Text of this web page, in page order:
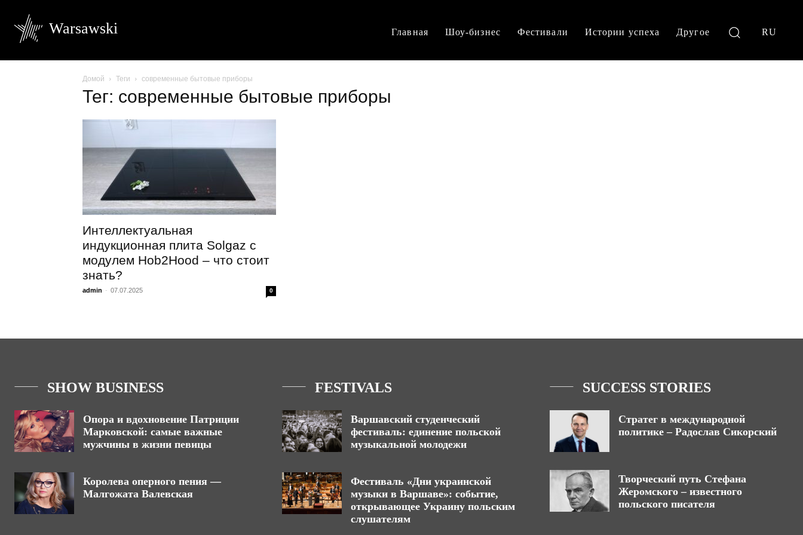
Warsawski Главная Шоу-бизнес Фестивали Истории успеха Другое RU
Домой Теги современные бытовые приборы
Тег: современные бытовые приборы
Интеллектуальная
индукционная плита Solgaz с
модулем Hob2Hood – что стоит
знать?
admin - 07.07.2025 0
SHOW BUSINESS
Опора и вдохновение Патриции
Марковской: самые важные
мужчины в жизни певицы
Королева оперного пения —
Малгожата Валевская
FESTIVALS
Варшавский студенческий
фестиваль: единение польской
музыкальной молодежи
Фестиваль «Дни украинской
музыки в Варшаве»: событие,
открывающее Украину польским
слушателям
SUCCESS STORIES
Стратег в международной
политике – Радослав Сикорский
Творческий путь Стефана
Жеромского – известного
польского писателя